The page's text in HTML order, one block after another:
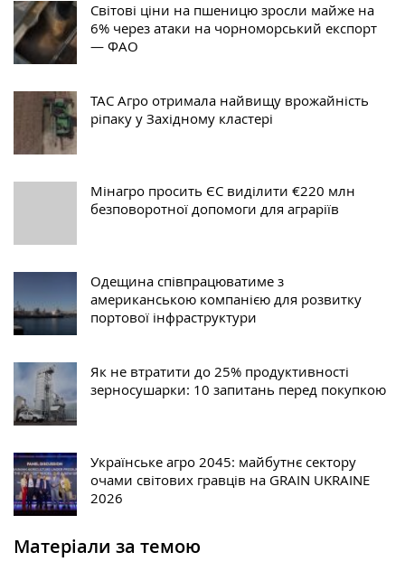
Світові ціни на пшеницю зросли майже на
6% через атаки на чорноморський експорт
— ФАО
ТАС Агро отримала найвищу врожайність
ріпаку у Західному кластері
Мінагро просить ЄС виділити €220 млн
безповоротної допомоги для аграріїв
Одещина співпрацюватиме з
американською компанією для розвитку
портової інфраструктури
Як не втратити до 25% продуктивності
зерносушарки: 10 запитань перед покупкою
Українське агро 2045: майбутнє сектору
очами світових гравців на GRAIN UKRAINE
2026
Матеріали за темою